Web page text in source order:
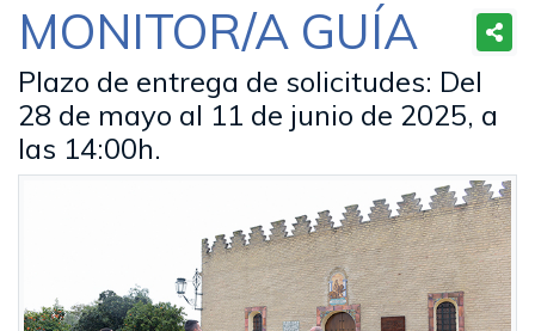
MONITOR/A GUÍA
Plazo de entrega de solicitudes: Del
28 de mayo al 11 de junio de 2025, a
las 14:00h.